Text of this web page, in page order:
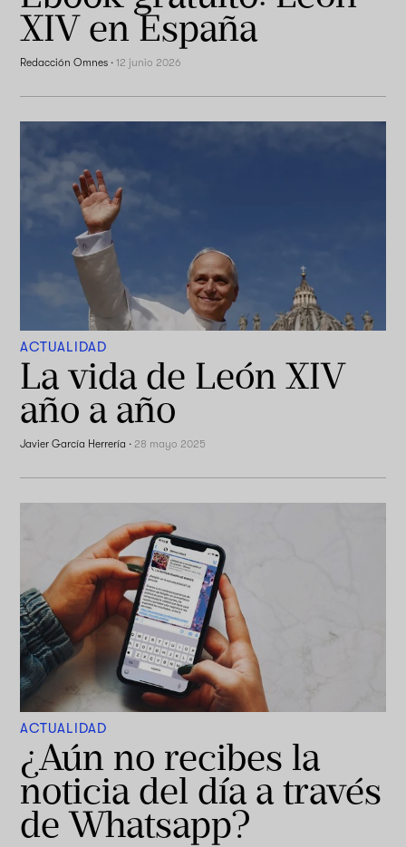
XIV en España
Redacción Omnes ·12 junio 2026
ACTUALIDAD
La vida de León XIV
año a año
Javier García Herrería ·28 mayo 2025
ACTUALIDAD
¿Aún no recibes la
noticia del día a través
de Whatsapp?